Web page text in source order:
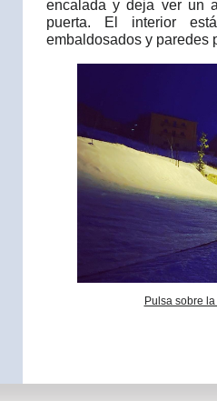
encalada y deja ver un
puerta. El interior
embaldosados y paredes
Pulsa sobre